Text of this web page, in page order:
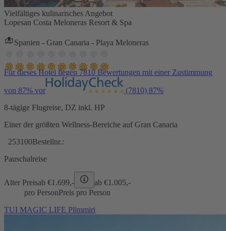
Vielfältiges kulinarisches Angebot
Lopesan Costa Meloneras Resort & Spa
Spanien - Gran Canaria - Playa Meloneras
Für dieses Hotel liegen 7810 Bewertungen mit einer Zustimmung
von 87% vor (7810) 87%
8-tägige Flugreise, DZ inkl. HP
Einer der größten Wellness-Bereiche auf Gran Canaria
253100Bestellnr.:
Pauschalreise
Alter Preisab €1.699,- ab €1.005,-
pro PersonPreis pro Person
TUI MAGIC LIFE Plimmiri